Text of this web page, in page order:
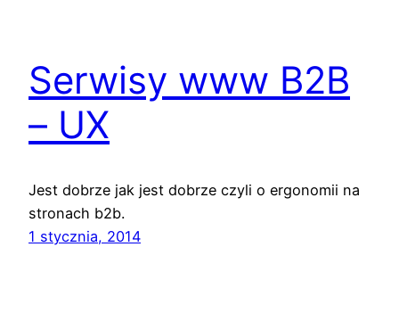
Serwisy www B2B
– UX
Jest dobrze jak jest dobrze czyli o ergonomii na
stronach b2b.
1 stycznia, 2014